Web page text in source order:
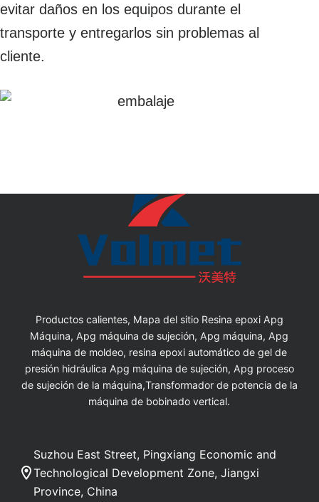
evitar daños en los equipos durante el
transporte y entregarlos sin problemas al
cliente.
Productos calientes, Mapa del sitio Resina epoxi Apg
Máquina, Apg máquina de sujeción, Apg máquina, Apg
máquina de moldeo, resina epoxi automático de gel de
presión hidráulica Apg máquina de sujeción, Apg proceso
de sujeción de la máquina,Transformador de potencia de la
máquina de bobinado vertical.
Suzhou East Street, Pingxiang Economic and
Technological Development Zone, Jiangxi
Province, China